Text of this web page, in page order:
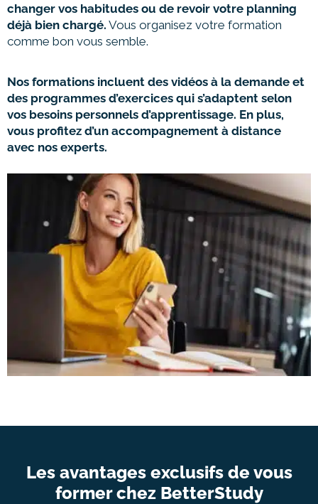
changer vos habitudes ou de revoir votre planning
déjà bien chargé. Vous organisez votre formation
comme bon vous semble.
Nos formations incluent des vidéos à la demande et
des programmes d’exercices qui s’adaptent selon
vos besoins personnels d’apprentissage. En plus,
vous profitez d’un accompagnement à distance
avec nos experts.
Les avantages exclusifs de vous
former chez BetterStudy